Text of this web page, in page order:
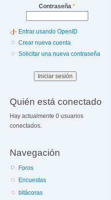
Contraseña *
Entrar usando OpenID
Crear nueva cuenta
Solicitar una nueva contraseña
Quién está conectado
Hay actualmente 0 usuarios
conectados.
Navegación
Foros
Encuestas
bitácoras